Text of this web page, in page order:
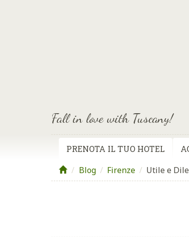
Fall in love with Tuscany!
PRENOTA IL TUO HOTEL
Blog / Firenze / Utile e